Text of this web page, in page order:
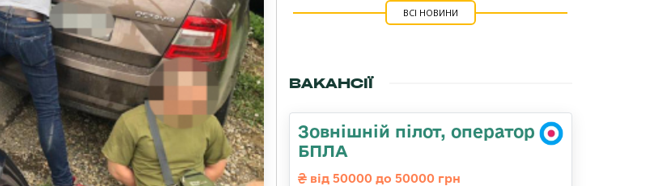
ВСІ НОВИНИ
ВАКАНСІЇ
Зовнішній пілот, оператор
БПЛА
від 50000 до 50000 грн